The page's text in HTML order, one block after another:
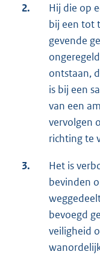
2.
Hij die op
bij een tot
gevende
ontstaan,
is bij een
van een
vervolgen
richting te
3.
Het is
bevinden
bevoegd
veiligheid